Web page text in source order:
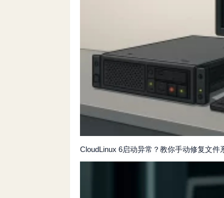
CloudLinux 6启动异常？教你手动修复文